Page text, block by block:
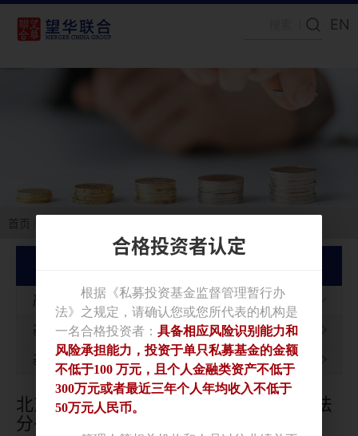
EN
首页
严正声明
基金公告
基金投资程序
北京望华联合投资咨询有限公司关于不法
分子假冒“望华资本”名义的严正声明
合格投资者认定